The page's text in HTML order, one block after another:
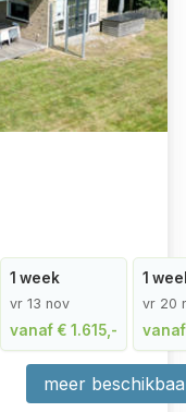
1 week
vr 13 nov
vanaf € 1.615,-
1
vr 20
vanaf
meer